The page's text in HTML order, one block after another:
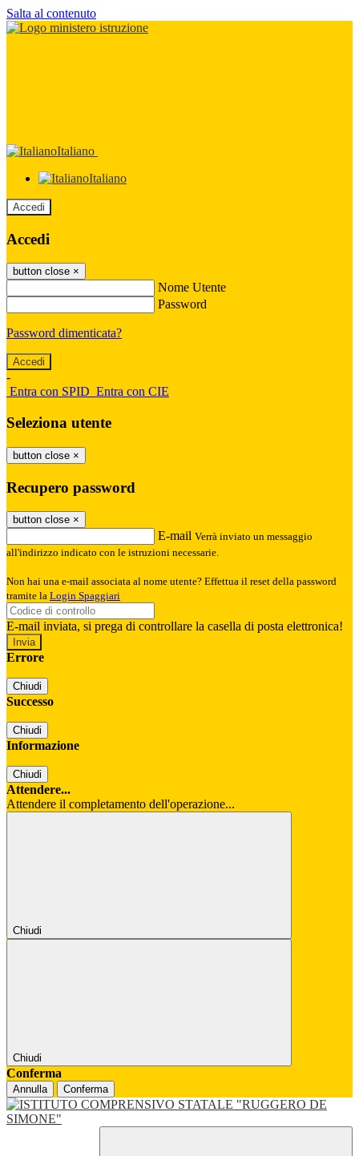
Salta al contenuto
Italiano
Italiano
Accedi
Accedi
button close ×
Nome Utente
Password
Password dimenticata?
-
Entra con SPID Entra con CIE
Seleziona utente
button close ×
Recupero password
button close ×
E-mail Verrà inviato un messaggio
all'indirizzo indicato con le istruzioni necessarie.
Non hai una e-mail associata al nome utente? Effettua il reset della password
tramite la Login Spaggiari
E-mail inviata, si prega di controllare la casella di posta elettronica!
Errore
Chiudi
Successo
Chiudi
Informazione
Chiudi
Attendere...
Attendere il completamento dell'operazione...
Chiudi
Chiudi
Conferma
Annulla Conferma